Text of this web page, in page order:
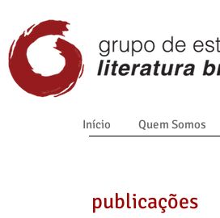
Início Quem Somos
publicações